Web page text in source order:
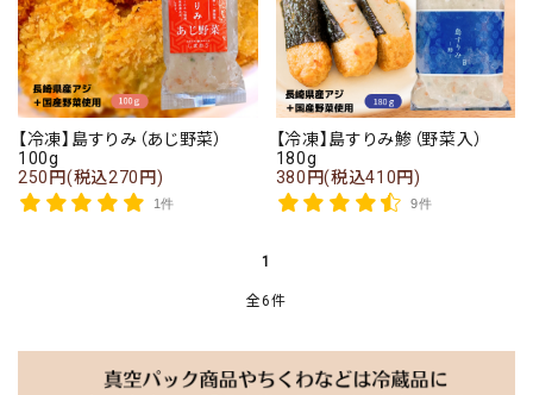
【冷凍】島すりみ（あじ野菜）
100g
250円(税込270円)
1件
【冷凍】島すりみ鯵（野菜入）
180g
380円(税込410円)
9件
1
全6件